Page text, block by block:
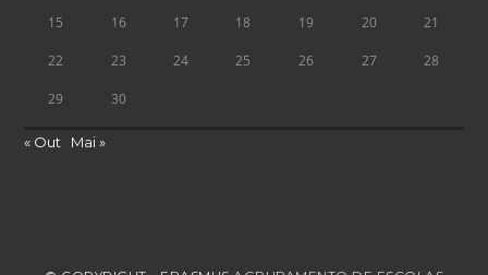
15 16 17 18 19 20 21
22 23 24 25 26 27 28
29 30
« Out Mai »